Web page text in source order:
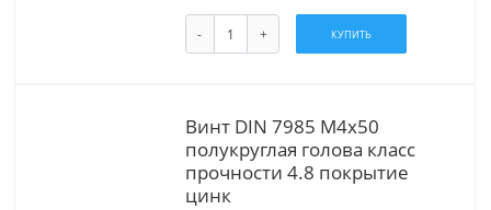
- + КУПИТЬ
Винт DIN 7985 М4х50
полукруглая голова класс
прочности 4.8 покрытие
цинк